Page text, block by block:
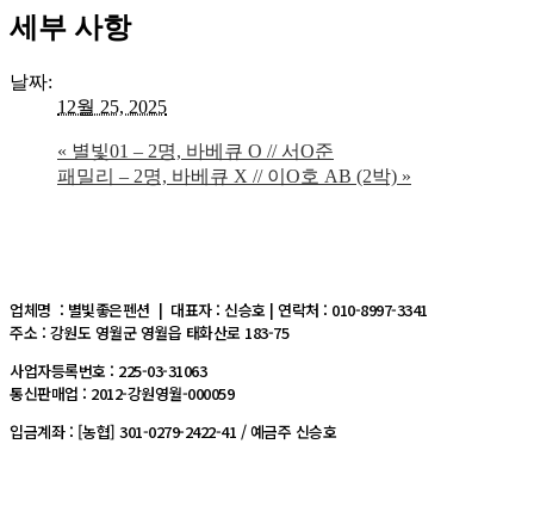
세부 사항
날짜:
12월 25, 2025
« 별빛01 – 2명, 바베큐 O // 서O준
패밀리 – 2명, 바베큐 X // 이O호 AB (2박) »
업체명 : 별빛좋은펜션 | 대표자 : 신승호 | 연락처 : 010-8997-3341
주소 : 강원도 영월군 영월읍 태화산로 183-75
사업자등록번호 : 225-03-31063
통신판매업 : 2012-강원영월-000059
입금계좌 : [농협] 301-0279-2422-41 / 예금주 신승호